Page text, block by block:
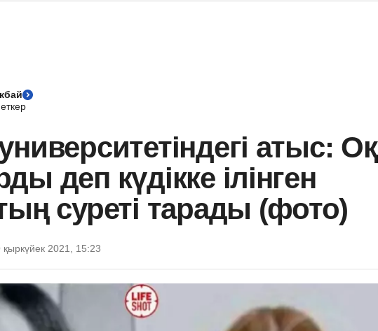
атыс: Оқ
деп күдікке ілінген
суреті тарады (фото)
қыркүйек 2021, 15:23